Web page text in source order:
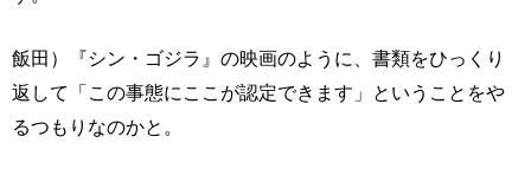
飯田）『シン・ゴジラ』の映画のように、書類をひっくり
返して「この事態にここが認定できます」ということをや
るつもりなのかと。